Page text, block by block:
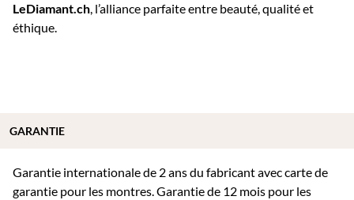
LeDiamant.ch, l’alliance parfaite entre beauté, qualité et
éthique.
Garantie internationale de 2 ans du fabricant avec carte de
garantie pour les montres. Garantie de 12 mois pour les
GARANTIE